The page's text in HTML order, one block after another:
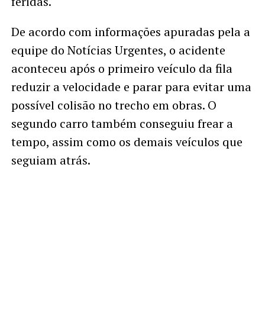
De acordo com informações apuradas pela a
equipe do Notícias Urgentes, o acidente
aconteceu após o primeiro veículo da fila
reduzir a velocidade e parar para evitar uma
possível colisão no trecho em obras. O
segundo carro também conseguiu frear a
tempo, assim como os demais veículos que
seguiam atrás.